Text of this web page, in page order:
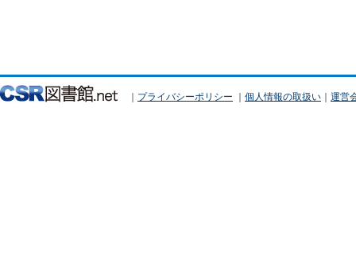
｜ プライバシーポリシー ｜ 個人情報の取扱い ｜ 運営